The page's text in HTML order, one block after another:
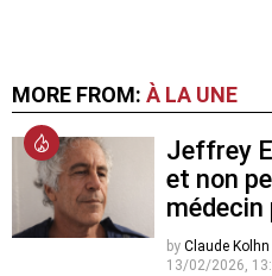
MORE FROM: À LA UNE
Jeffrey
et non
médecin
by Claude Kolhn
13/02/2026,